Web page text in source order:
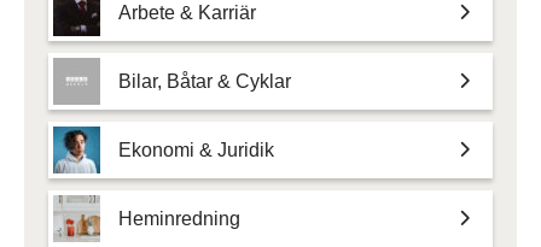
Arbete & Karriär
Bilar, Båtar & Cyklar
Ekonomi & Juridik
Heminredning